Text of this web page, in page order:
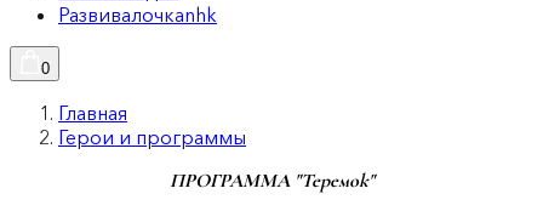
Развивалочкаnhk
0
Главная
Герои и программы
ПРОГРАММА "Теремок"